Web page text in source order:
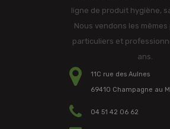
ligne de produit hygiène,
Nous vendons les
particuliers et
ans.
11C rue des Aulnes
69410 Champagne au
04 51 42 06 62